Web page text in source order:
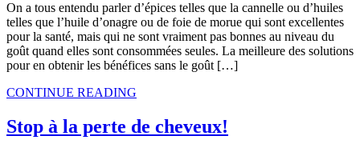
On a tous entendu parler d’épices telles que la cannelle ou d’huiles
telles que l’huile d’onagre ou de foie de morue qui sont excellentes
pour la santé, mais qui ne sont vraiment pas bonnes au niveau du
goût quand elles sont consommées seules. La meilleure des solutions
pour en obtenir les bénéfices sans le goût […]
CONTINUE READING
Stop à la perte de cheveux!